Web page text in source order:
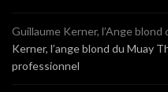
Guillaume Kerner, l’Ange blond
Kerner, l’ange blond du Muay
professionnel